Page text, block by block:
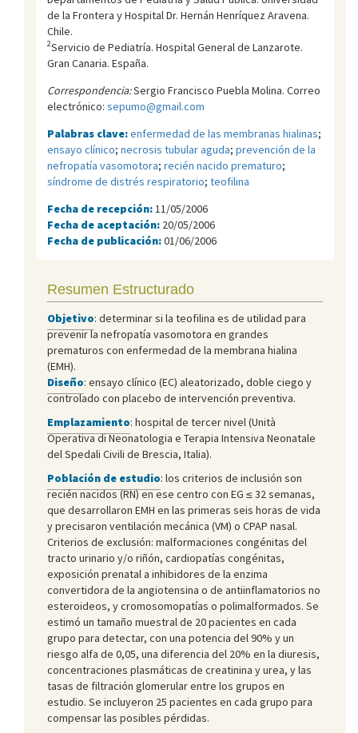
de la Frontera y Hospital Dr. Hernán Henríquez Aravena.
Chile.
2Servicio de Pediatría. Hospital General de Lanzarote.
Gran Canaria. España.
Correspondencia:Sergio Francisco Puebla Molina. Correo
electrónico: sepumo@gmail.com
Palabras clave:enfermedad de las membranas hialinas;
ensayo clínico; necrosis tubular aguda; prevención de la
nefropatía vasomotora; recién nacido prematuro;
síndrome de distrés respiratorio; teofilina
Fecha de recepción: 11/05/2006
Fecha de aceptación: 20/05/2006
Fecha de publicación:01/06/2006
Resumen Estructurado
Objetivo: determinar si la teofilina es de utilidad para
prevenir la nefropatía vasomotora en grandes
prematuros con enfermedad de la membrana hialina
(EMH).
Diseño: ensayo clínico (EC) aleatorizado, doble ciego y
controlado con placebo de intervención preventiva.
Emplazamiento: hospital de tercer nivel (Unità
Operativa di Neonatologia e Terapia Intensiva Neonatale
del Spedali Civili de Brescia, Italia).
Población de estudio: los criterios de inclusión son
recién nacidos (RN) en ese centro con EG ≤ 32 semanas,
que desarrollaron EMH en las primeras seis horas de vida
y precisaron ventilación mecánica (VM) o CPAP nasal.
Criterios de exclusión: malformaciones congénitas del
tracto urinario y/o riñón, cardiopatías congénitas,
exposición prenatal a inhibidores de la enzima
convertidora de la angiotensina o de antiinflamatorios no
esteroideos, y cromosomopatías o polimalformados. Se
estimó un tamaño muestral de 20 pacientes en cada
grupo para detectar, con una potencia del 90% y un
riesgo alfa de 0,05, una diferencia del 20% en la diuresis,
concentraciones plasmáticas de creatinina y urea, y las
tasas de filtración glomerular entre los grupos en
estudio. Se incluyeron 25 pacientes en cada grupo para
compensar las posibles pérdidas.